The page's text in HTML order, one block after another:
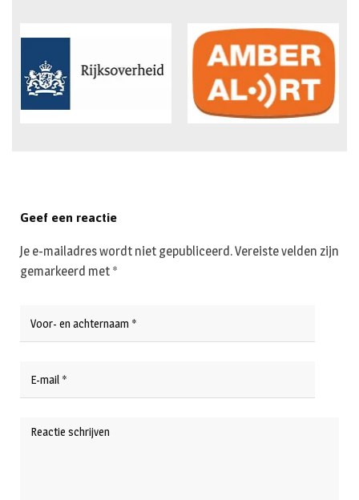
Geef een reactie
Je e-mailadres wordt niet gepubliceerd.Vereiste velden zijn
gemarkeerd met *